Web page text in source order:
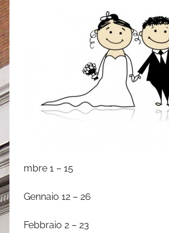
r
mbre 1 – 15
Gennaio 12 – 26
Febbraio 2 – 23